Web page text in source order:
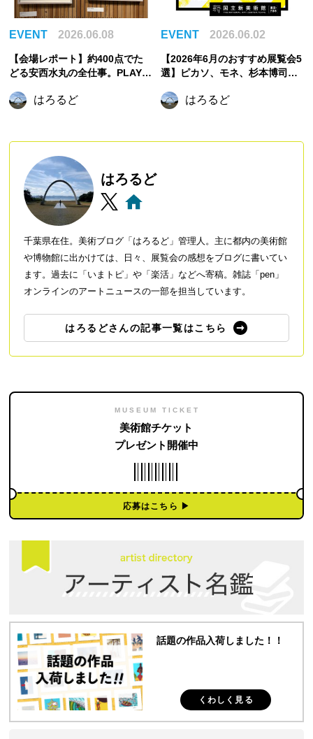
EVENT 2026.06.08
【会場レポート】約400点でた
どる安西水丸の全仕事。PLAY!
中！【東京立川】
はろるど
EVENT 2026.06.02
【2026年6月のおすすめ展覧会5
選】ピカソ、モネ、杉本博司か
注目展覧会
はろるど
はろるど
千葉県在住。美術ブログ「はろるど」管理人。主に都内の美術館
や博物館に出かけては、日々、展覧会の感想をブログに書いてい
ます。過去に「いまトピ」や「楽活」などへ寄稿。雑誌「pen」
オンラインのアートニュースの一部を担当しています。
はろるどさんの記事一覧はこちら
MUSEUM TICKET
美術館チケット
プレゼント開催中
応募はこちら ▶︎
話題の作品入荷しました！！
くわしく見る